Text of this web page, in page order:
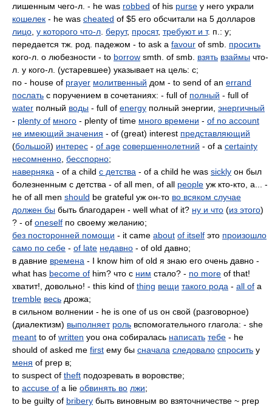
лишенным чего-л. - he was robbed of his purse у него украли
кошелек - he was cheated of $5 его обсчитали на 5 долларов
лицо у которого что-л берут, просят, требуют и т. п.: у;
передается тж. род. падежом - to ask a favour of smb. просить
кого-л. о любезности - to borrow smth. of smb. взять взаймы что-
л. у кого-л. (устаревшее) указывает на цель: с;
по - house of prayer молитвенный дом - to send of an errand
послать с поручением в сочетаниях: - full of полный - full of
water полный воды - full of energy полный энергии, энергичный
- plenty of много - plenty of time много времени - of no account
не имеющий значения - of (great) interest представляющий
(большой) интерес - of age совершеннолетний - of a certainty
несомненно бесспорно;
наверняка - of a child с детства - of a child he was sickly он был
болезненным с детства - of all men, of all people уж кто-кто, a... -
he of all men should be grateful уж он-то во всяком случае
должен бы быть благодарен - well what of it? ну и что (из этого)
? - of oneself по своему желанию;
без посторонней помощи - it came about of itself это произошло
само по себе - of late недавно - of old давно;
в давние времена - I know him of old я знаю его очень давно -
what has become of him? что с ним стало? - no more of that!
хватит!, довольно! - this kind of thing вещи такого рода - all of a
tremble весь дрожа;
в сильном волнении - he is one of us он свой (разговорное)
(диалектизм) выполняет роль вспомогательного глагола: - she
meant to of written you она собиралась написать тебе - he
should of asked me first ему бы сначала следовало спросить у
меня of prep в;
to suspect of theft подозревать в воровстве;
to accuse of a lie обвинять во лжи;
to be guilty of bribery быть виновным во взяточничестве ~ prep